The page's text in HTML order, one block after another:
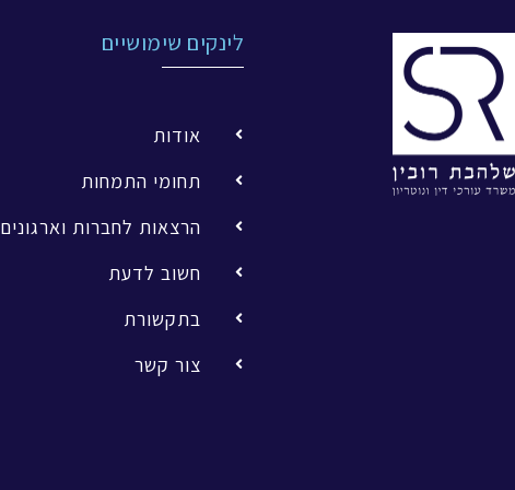
לינקים שימושיים
אודות
תחומי התמחות
הרצאות לחברות וארגונים
חשוב לדעת
בתקשורת
צור קשר